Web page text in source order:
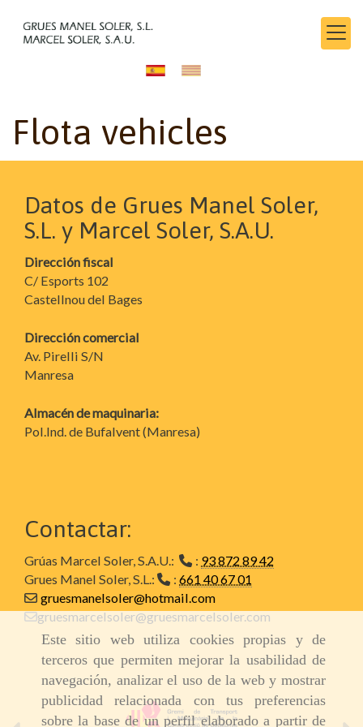
Este sitio web utiliza cookies propias y de
terceros que permiten mejorar la usabilidad de
navegación, analizar el uso de la web y mostrar
publicidad relacionada con tus preferencias
sobre la base de un perfil elaborado a partir de
Flota vehicles
Datos de Grues Manel Soler,
S.L. y Marcel Soler, S.A.U.
Dirección fiscal
C/ Esports 102
Castellnou del Bages
Dirección comercial
Av. Pirelli S/N
Manresa
Almacén de maquinaria:
Pol.Ind. de Bufalvent (Manresa)
Contactar:
Grúas Marcel Soler, S.A.U.: : 93 872 89 42
Grues Manel Soler, S.L.:
: 661 40 67 01
gruesmanelsoler@hotmail.com
gruesmarcelsoler@gruesmarcelsoler.com